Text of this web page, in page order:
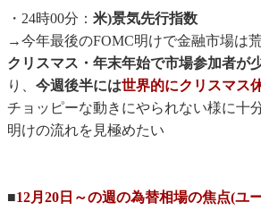
・24時00分： 米)景気先行指数
→今年最後のFOMC明けで金融市場は
クリスマス・年末年始で市場参加者が
り、 今週後半には世界的にクリスマス
チョッピーな動きにやられない様に十
明けの流れを見極めたい
■12月20日～の週の為替相場の焦点(ユ